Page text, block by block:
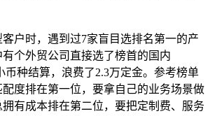
户时，遇到过7家盲目选排名第一的产
个外贸公司直接选了榜首的国内
币种结算，浪费了2.3万定金。参考榜单
度排在第一位，要拿自己的业务场景做
有成本排在第二位，要把定制费、服务